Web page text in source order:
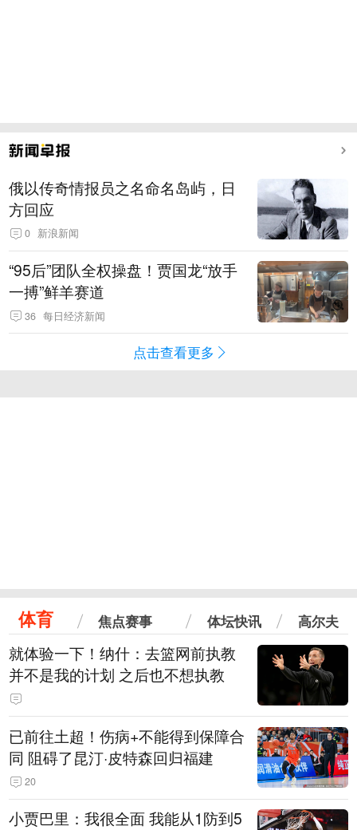
俄以传奇情报员之名命名岛屿，日
方回应
0 新浪新闻
“95后”团队全权操盘！贾国龙“放手
一搏”鲜羊赛道
36 每日经济新闻
点击查看更多
体育 焦点赛事 体坛快讯 高尔夫
就体验一下！纳什：去篮网前执教
并不是我的计划 之后也不想执教
已前往土超！伤病+不能得到保障合
同 阻碍了昆汀·皮特森回归福建
20
小贾巴里：我很全面 我能从1防到5